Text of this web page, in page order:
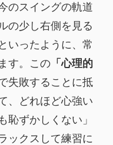
のスイングの軌道
の少し右側を見る
いったように、常
す。この「心理的
失敗することに抵
、どれほど心強い
恥ずかしくない」
ックスして練習に